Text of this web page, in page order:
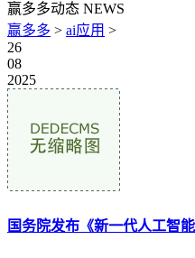
赢多多动态 NEWS
赢多多 > ai应用 >
26
08
2025
国务院发布《新一代人工智能